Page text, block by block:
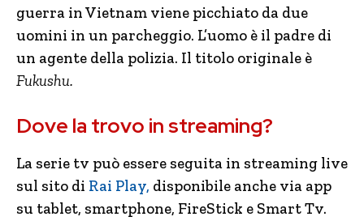
guerra in Vietnam viene picchiato da due
uomini in un parcheggio. L’uomo è il padre di
un agente della polizia. Il titolo originale è
Fukushu.
Dove la trovo in streaming?
La serie tv può essere seguita in streaming live
sul sito di Rai Play, disponibile anche via app
su tablet, smartphone, FireStick e Smart Tv.